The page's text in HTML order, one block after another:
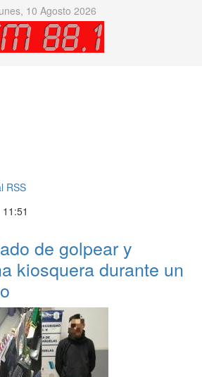
10 Agosto 2026
RSS
de golpear y
kiosquera durante un